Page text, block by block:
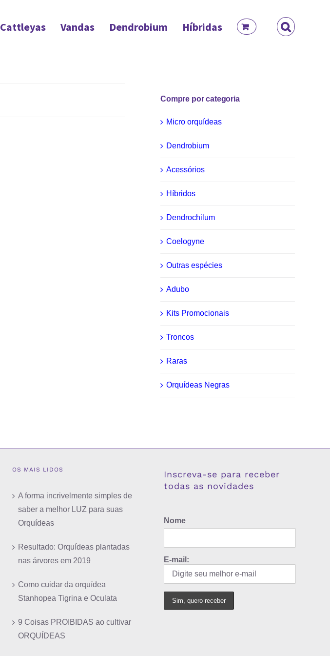
Cattleyas Vandas Dendrobium Híbridas
Compre por categoria
Micro orquídeas
Dendrobium
Acessórios
Híbridos
Dendrochilum
Coelogyne
Outras espécies
Adubo
Kits Promocionais
Troncos
Raras
Orquídeas Negras
OS MAIS LIDOS
A forma incrivelmente simples de
saber a melhor LUZ para suas
Orquídeas
Resultado: Orquídeas plantadas
nas árvores em 2019
Como cuidar da orquídea
Stanhopea Tigrina e Oculata
9 Coisas PROIBIDAS ao cultivar
ORQUÍDEAS
Inscreva-se para receber
todas as novidades
Nome
E-mail: